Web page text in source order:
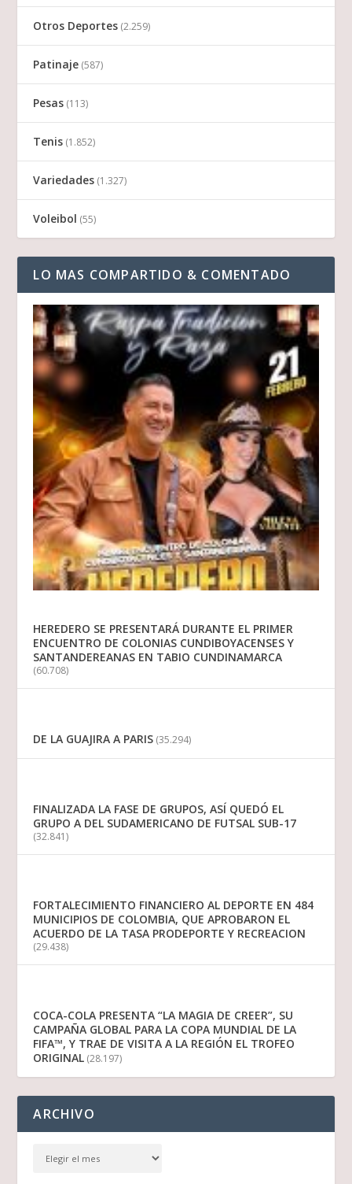
Otros Deportes (2.259)
Patinaje (587)
Pesas (113)
Tenis (1.852)
Variedades (1.327)
Voleibol (55)
LO MAS COMPARTIDO & COMENTADO
HEREDERO SE PRESENTARÁ DURANTE EL PRIMER
ENCUENTRO DE COLONIAS CUNDIBOYACENSES Y
SANTANDEREANAS EN TABIO CUNDINAMARCA
(60.708)
DE LA GUAJIRA A PARIS (35.294)
FINALIZADA LA FASE DE GRUPOS, ASÍ QUEDÓ EL
GRUPO A DEL SUDAMERICANO DE FUTSAL SUB-17
(32.841)
FORTALECIMIENTO FINANCIERO AL DEPORTE EN 484
MUNICIPIOS DE COLOMBIA, QUE APROBARON EL
ACUERDO DE LA TASA PRODEPORTE Y RECREACION
(29.438)
COCA-COLA PRESENTA “LA MAGIA DE CREER”, SU
CAMPAÑA GLOBAL PARA LA COPA MUNDIAL DE LA
FIFA™, Y TRAE DE VISITA A LA REGIÓN EL TROFEO
ORIGINAL (28.197)
ARCHIVO